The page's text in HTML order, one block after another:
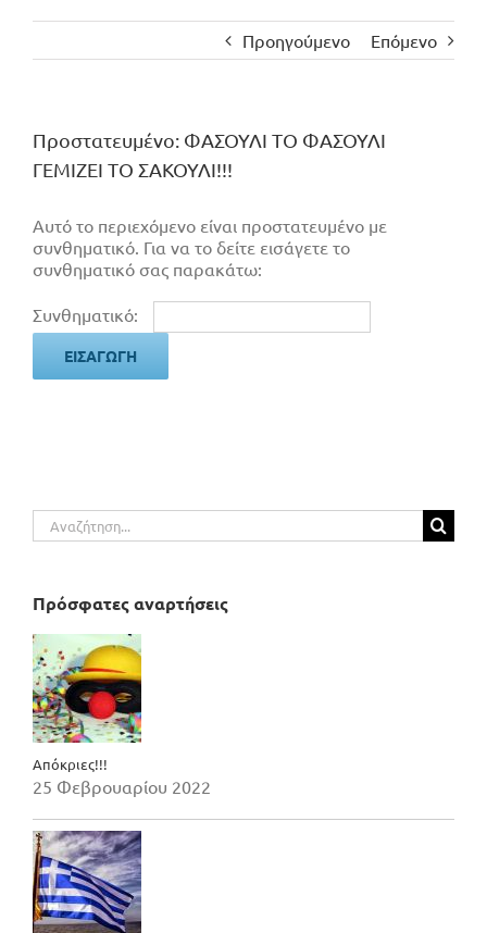
Προηγούμενο Επόμενο
Πρoστατευμένο: ΦΑΣΟΥΛΙ ΤΟ ΦΑΣΟΥΛΙ
ΓΕΜΙΖΕΙ ΤΟ ΣΑΚΟΥΛΙ!!!
Αυτό το περιεχόμενο είναι προστατευμένο με
συνθηματικό. Για να το δείτε εισάγετε το
συνθηματικό σας παρακάτω:
Συνθηματικό:
Αναζήτηση
για:
Πρόσφατες αναρτήσεις
Απόκριες!!!
25 Φεβρουαρίου 2022